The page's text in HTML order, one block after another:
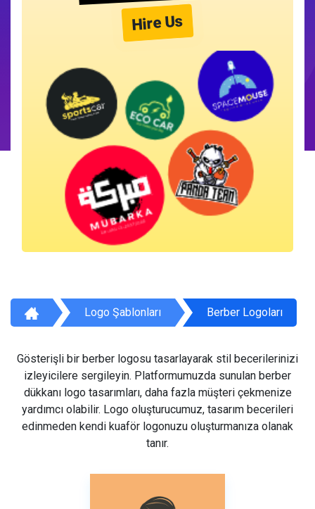
Hire Us
Logo Şablonları Berber Logoları
Gösterişli bir berber logosu tasarlayarak stil becerilerinizi
izleyicilere sergileyin. Platformumuzda sunulan berber
dükkanı logo tasarımları, daha fazla müşteri çekmenize
yardımcı olabilir. Logo oluşturucumuz, tasarım becerileri
edinmeden kendi kuaför logonuzu oluşturmanıza olanak
tanır.